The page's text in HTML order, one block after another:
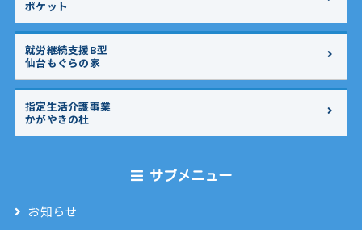
ポケット
就労継続支援B型
仙台もぐらの家
指定生活介護事業
かがやきの杜
サブメニュー
お知らせ